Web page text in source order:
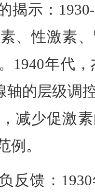
揭示：
、性激素
1940年代
轴的层级调
减少促激
例。
反馈：